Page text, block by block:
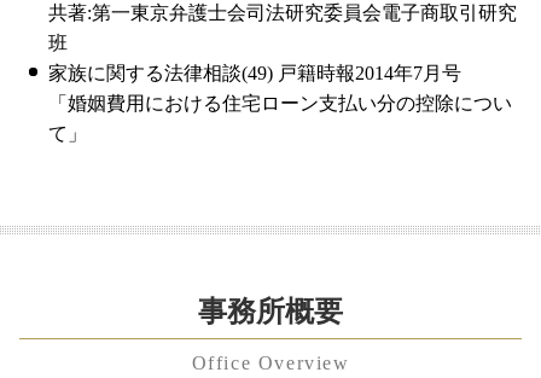
共著:第一東京弁護士会司法研究委員会電子商取引研究
班
家族に関する法律相談(49) 戸籍時報2014年7月号
「婚姻費用における住宅ローン支払い分の控除につい
て」
事務所概要
Office Overview